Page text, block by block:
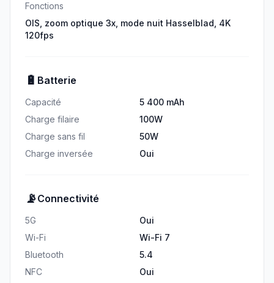
Fonctions
OIS, zoom optique 3x, mode nuit Hasselblad, 4K
120fps
🔋 Batterie
Capacité
5 400 mAh
Charge filaire
100W
Charge sans fil
50W
Charge inversée
Oui
📡 Connectivité
5G
Oui
Wi-Fi
Wi-Fi 7
Bluetooth
5.4
NFC
Oui